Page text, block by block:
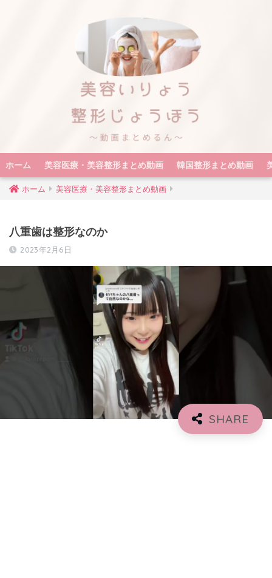
ホーム 美容医療・美容整形まとめ動画 韓国整形まとめ動画
ホーム 美容医療・美容整形まとめ動画
八重歯は整形なのか
2023年2月6日